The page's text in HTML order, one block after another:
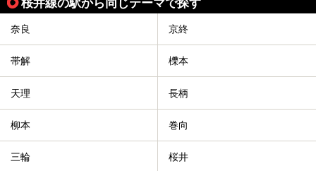
奈良 京終
帯解 櫟本
天理 長柄
柳本 巻向
三輪 桜井